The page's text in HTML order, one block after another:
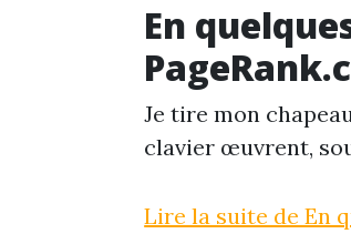
En
Je tire mon
clavier œuvrent,
Lire la suite de En